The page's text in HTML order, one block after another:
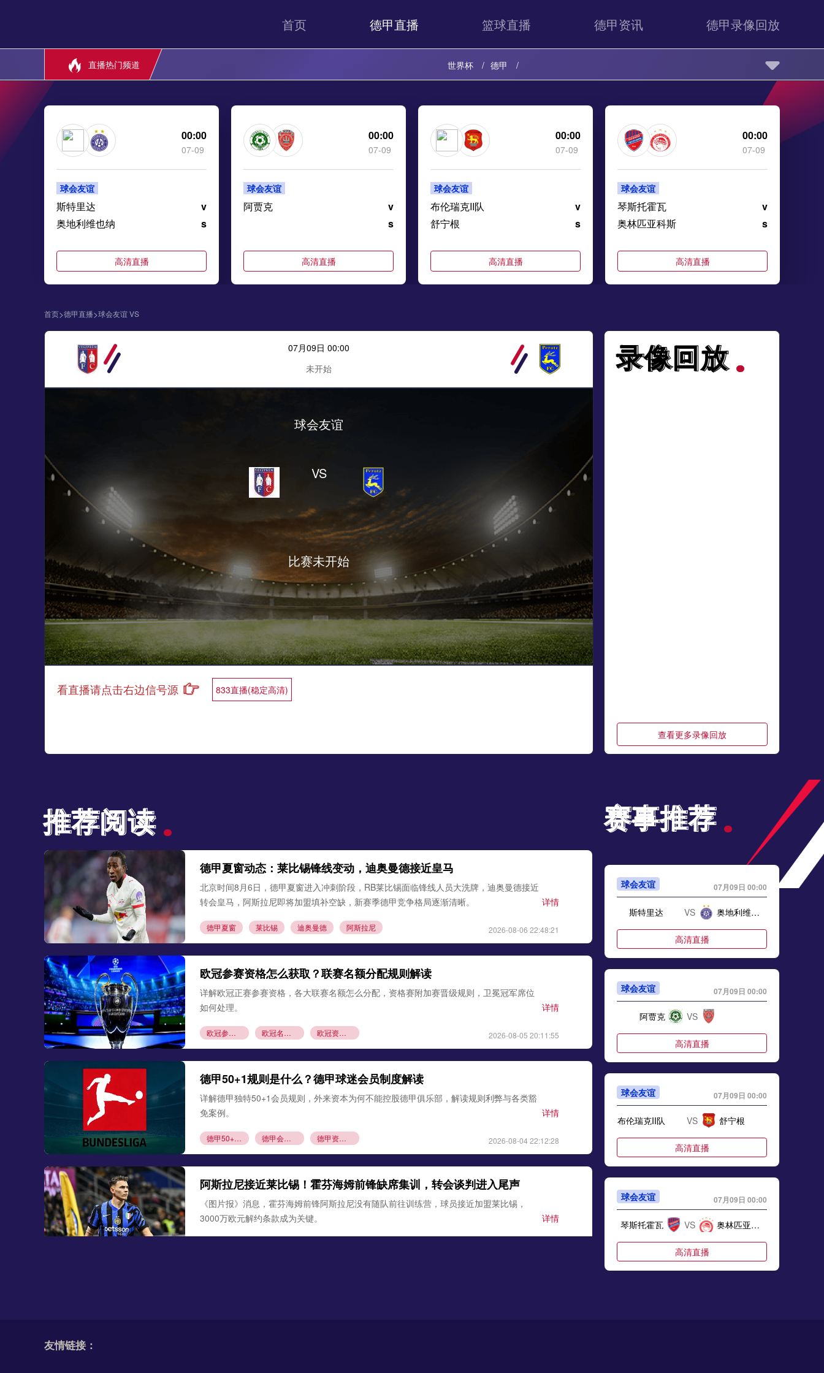
首页 德甲直播 篮球直播 德甲资讯 德甲录像回放
直播热门频道 世界杯 德甲
00:00
07-09
球会友谊
斯特里达
v
奥地利维也纳
s
高清直播
00:00
07-09
球会友谊
阿贾克
v
s
高清直播
00:00
07-09
球会友谊
布伦瑞克II队
v
舒宁根
s
高清直播
00:00
07-09
球会友谊
琴斯托霍瓦
v
奥林匹亚科斯
s
高清直播
首页>德甲直播>球会友谊 VS
07月09日 00:00
未开始
球会友谊
VS
比赛未开始
看直播请点击右边信号源 833直播(稳定高清)
录像回放
录像回放
查看更多录像回放
推荐阅读
推荐阅读
德甲夏窗动态：莱比锡锋线变动，迪奥曼德接近皇马
北京时间8月6日，德甲夏窗进入冲刺阶段，RB莱比锡面临锋线人员大洗牌，迪奥曼德接近
转会皇马，阿斯拉尼即将加盟填补空缺，新赛季德甲竞争格局逐渐清晰。
详情
德甲夏窗 莱比锡 迪奥曼德 阿斯拉尼 2026-08-06 22:48:21
欧冠参赛资格怎么获取？联赛名额分配规则解读
详解欧冠正赛参赛资格，各大联赛名额怎么分配，资格赛附加赛晋级规则，卫冕冠军席位
如何处理。
详情
欧冠参赛资格 欧冠名额分配 欧冠资格赛规则 2026-08-05 20:11:55
德甲50+1规则是什么？德甲球迷会员制度解读
详解德甲独特50+1会员规则，外来资本为何不能控股德甲俱乐部，解读规则利弊与各类豁
免案例。
详情
德甲50+1规则 德甲会员制 德甲资本规则 2026-08-04 22:12:28
阿斯拉尼接近莱比锡！霍芬海姆前锋缺席集训，转会谈判进入尾声
《图片报》消息，霍芬海姆前锋阿斯拉尼没有随队前往训练营，球员接近加盟莱比锡，
3000万欧元解约条款成为关键。
详情
赛事推荐
赛事推荐
球会友谊 07月09日 00:00
斯特里达 VS 奥地利维也纳
高清直播
球会友谊 07月09日 00:00
阿贾克 VS
高清直播
球会友谊 07月09日 00:00
布伦瑞克II队 VS 舒宁根
高清直播
球会友谊 07月09日 00:00
琴斯托霍瓦 VS 奥林匹亚科斯
高清直播
友情链接：